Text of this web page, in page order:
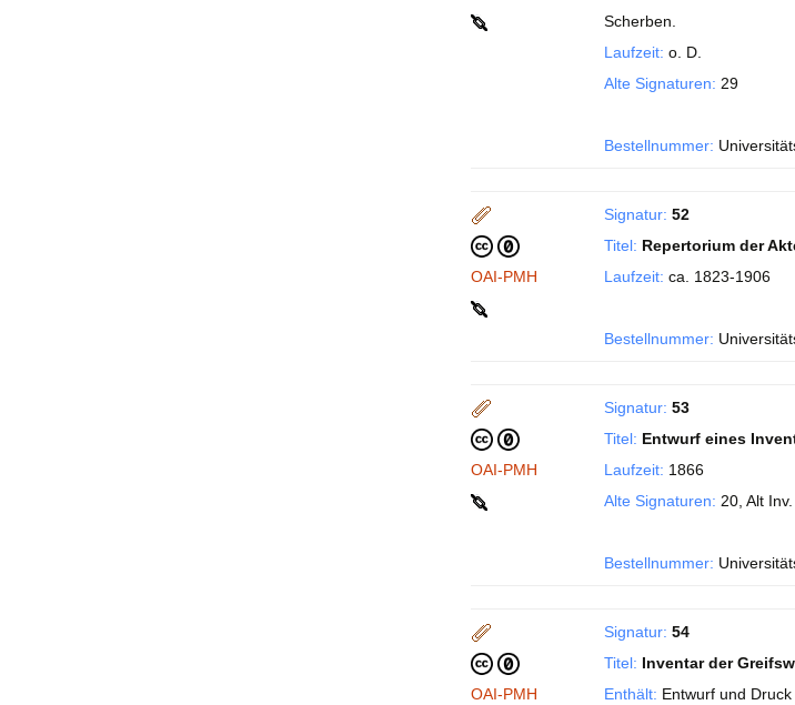
Scherben.
Laufzeit: o. D.
Alte Signaturen: 29
Bestellnummer:
OAI-PMH
Signatur: 52
Titel: Repertorium der
Laufzeit: ca. 1823-1906
Bestellnummer:
OAI-PMH
Signatur: 53
Titel: Entwurf eines
Laufzeit: 1866
Alte Signaturen: 20, Alt
Bestellnummer:
OAI-PMH
Signatur: 54
Titel: Inventar der
Enthält: Entwurf und